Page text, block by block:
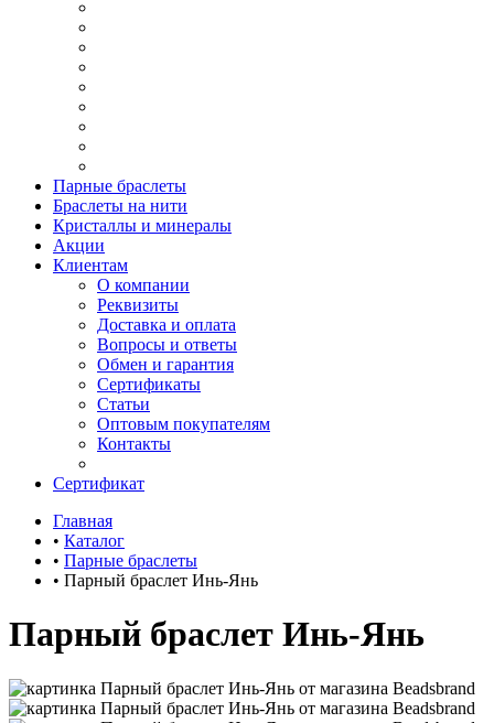
Парные браслеты
Браслеты на нити
Кристаллы и минералы
Акции
Клиентам
О компании
Реквизиты
Доставка и оплата
Вопросы и ответы
Обмен и гарантия
Сертификаты
Статьи
Оптовым покупателям
Контакты
Сертификат
Главная
• Каталог
• Парные браслеты
• Парный браслет Инь-Янь
Парный браслет Инь-Янь